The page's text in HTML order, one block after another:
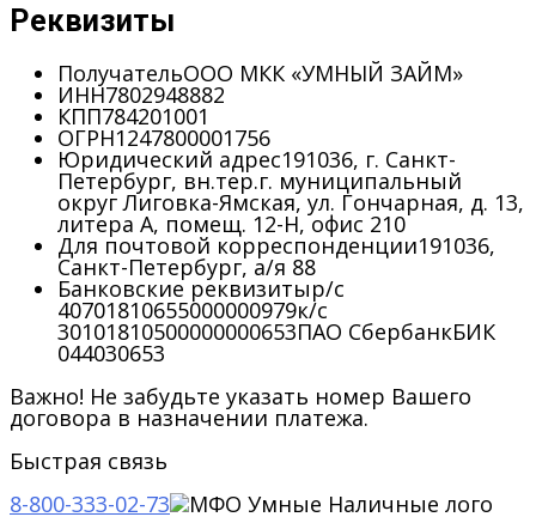
Реквизиты
ПолучательООО МКК «УМНЫЙ ЗАЙМ»
ИНН7802948882
КПП784201001
ОГРН1247800001756
Юридический адрес191036, г. Санкт-
Петербург, вн.тер.г. муниципальный
округ Лиговка-Ямская, ул. Гончарная, д. 13,
литера А, помещ. 12-Н, офис 210
Для почтовой корреспонденции191036,
Санкт-Петербург, а/я 88
Банковские реквизитыр/с
40701810655000000979к/с
30101810500000000653ПАО СбербанкБИК
044030653
Важно! Не забудьте указать номер Вашего
договора в назначении платежа.
Быстрая связь
8-800-333-02-73